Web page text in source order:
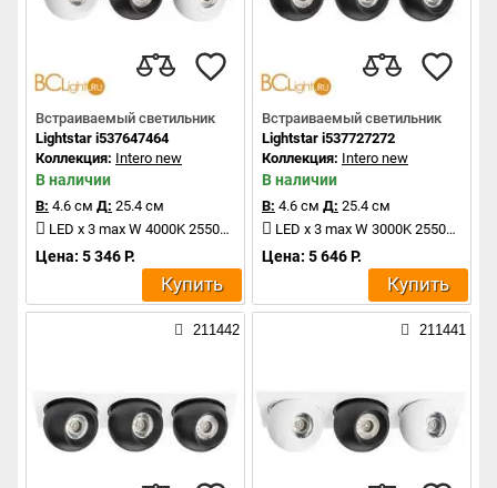
Встраиваемый светильник
Lightstar i537647464
Коллекция: Intero new
В наличии
В: 4.6 см Д: 25.4 см
LED x 3 max W 4000K 2550Lm
Цена: 5 346 Р.
Купить
Встраиваемый светильник
Lightstar i537727272
Коллекция: Intero new
В наличии
В: 4.6 см Д: 25.4 см
LED x 3 max W 3000K 2550Lm
Цена: 5 646 Р.
Купить
211442 211441